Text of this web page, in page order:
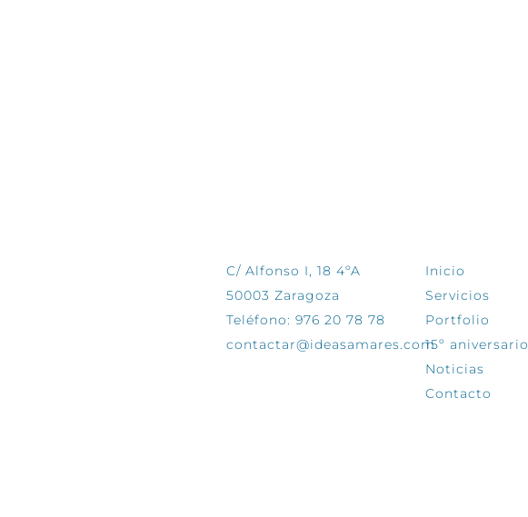
C/ Alfonso I, 18 4ºA
50003 Zaragoza
Teléfono: 976 20 78 78
contactar@ideasamares.com
Inicio
Servicios
Portfolio
15º aniversario
Noticias
Contacto